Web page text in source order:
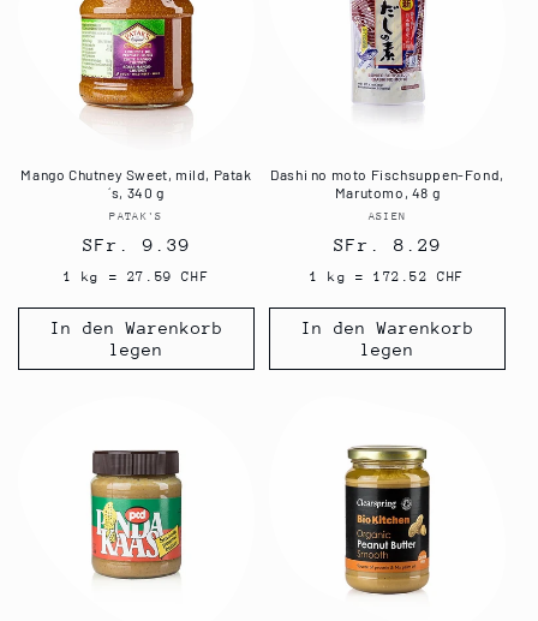
Mango Chutney Sweet, mild, Patak
´s, 340 g
Anbieter:
PATAK'S
Normaler
Preis
SFr. 9.39
1 kg = 27.59 CHF
In den Warenkorb
legen
Dashi no moto Fischsuppen-Fond,
Marutomo, 48 g
Anbieter:
ASIEN
Normaler
Preis
SFr. 8.29
1 kg = 172.52 CHF
In den Warenkorb
legen